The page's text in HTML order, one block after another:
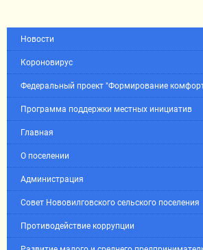
Новости
Короновирус
Федеральный проект "Формирование
Программа поддержки местных инициатив
Главная
О поселении
Администрация
Совет Нововилговского сельского поселения
Противодействие коррупции